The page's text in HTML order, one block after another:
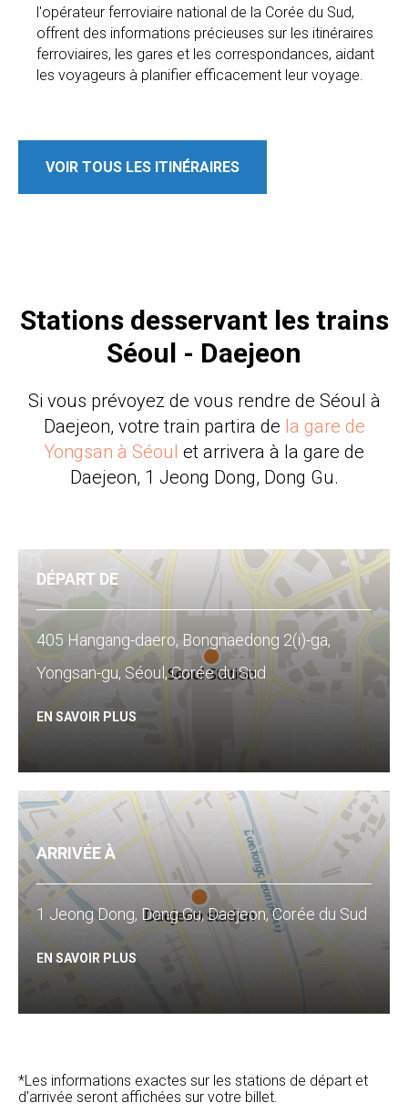
l'opérateur ferroviaire national de la Corée du Sud,
offrent des informations précieuses sur les itinéraires
ferroviaires, les gares et les correspondances, aidant
les voyageurs à planifier efficacement leur voyage.
VOIR TOUS LES ITINÉRAIRES
Stations desservant les trains
Séoul - Daejeon
Si vous prévoyez de vous rendre de Séoul à
Daejeon, votre train partira de la gare de
Yongsan à Séoul et arrivera à la gare de
Daejeon, 1 Jeong Dong, Dong Gu.
DÉPART DE
405 Hangang-daero, Bongnaedong 2(i)-ga,
Yongsan-gu, Séoul, Corée du Sud
EN SAVOIR PLUS
ARRIVÉE À
1 Jeong Dong, Dong Gu, Daejeon, Corée du Sud
EN SAVOIR PLUS
*Les informations exactes sur les stations de départ et
d'arrivée seront affichées sur votre billet.